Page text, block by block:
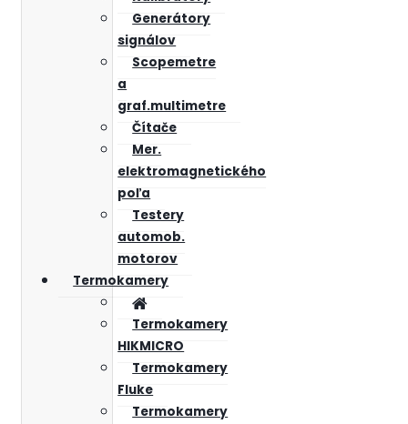
Generátory
signálov
Scopemetre
a
graf.multimetre
Čítače
Mer.
elektromagnetického
poľa
Testery
automob.
motorov
Termokamery
Termokamery
HIKMICRO
Termokamery
Fluke
Termokamery